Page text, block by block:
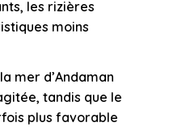
les rizières
moins
mer d’Andaman
tandis que le
plus favorable